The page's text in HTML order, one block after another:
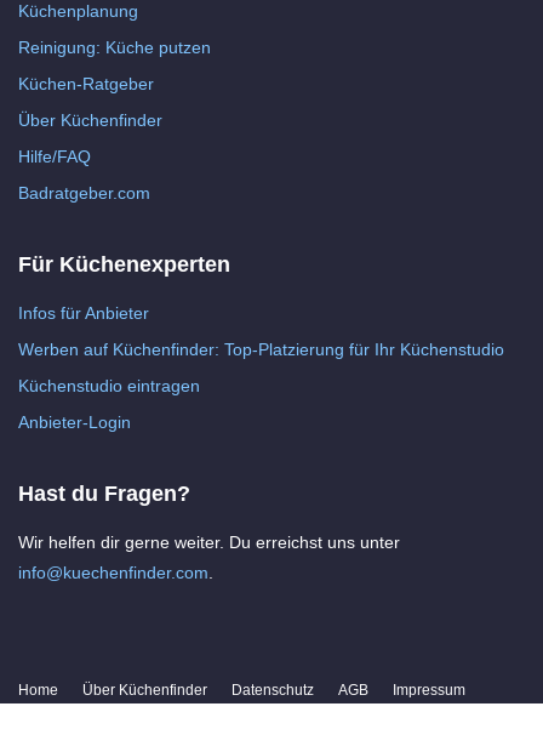
Küchenplanung
Reinigung: Küche putzen
Küchen-Ratgeber
Über Küchenfinder
Hilfe/FAQ
Badratgeber.com
Für Küchenexperten
Infos für Anbieter
Werben auf Küchenfinder: Top-Platzierung für Ihr Küchenstudio
Küchenstudio eintragen
Anbieter-Login
Hast du Fragen?
Wir helfen dir gerne weiter. Du erreichst uns unter
info@kuechenfinder.com
Home Über Küchenfinder Datenschutz AGB Impressum